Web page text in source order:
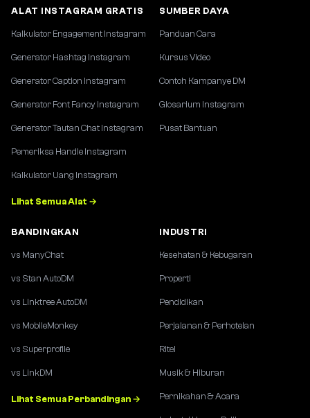
ALAT INSTAGRAM GRATIS
Kalkulator Engagement Instagram
Generator Hashtag Instagram
Generator Caption Instagram
Generator Font Fancy Instagram
Generator Tautan Chat Instagram
Pemeriksa Handle Instagram
Kalkulator Uang Instagram
Lihat Semua Alat →
SUMBER DAYA
Panduan Cara
Kursus Video
Contoh Kampanye DM
Glosarium Instagram
Pusat Bantuan
BANDINGKAN
vs ManyChat
vs Stan AutoDM
vs Linktree AutoDM
vs MobileMonkey
vs Superprofile
vs LinkDM
Lihat Semua Perbandingan →
INDUSTRI
Kesehatan & Kebugaran
Properti
Pendidikan
Perjalanan & Perhotelan
Ritel
Musik & Hiburan
Pernikahan & Acara